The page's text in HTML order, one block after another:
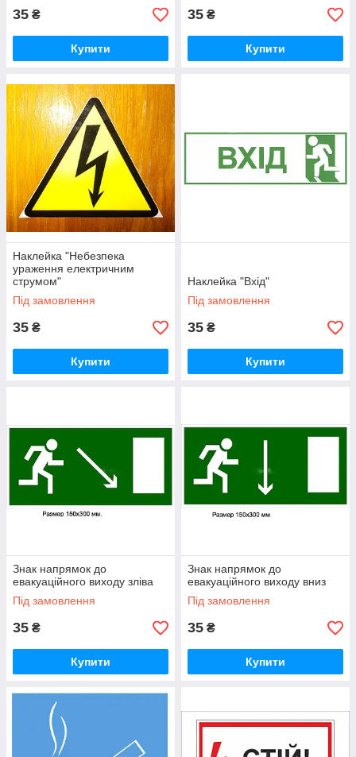
35 ₴
Купити
35 ₴
Купити
Наклейка "Небезпека
ураження електричним
струмом"
Під замовлення
35 ₴
Купити
Наклейка "Вхід"
Під замовлення
35 ₴
Купити
Знак напрямок до
евакуаційного виходу зліва
Під замовлення
35 ₴
Купити
Знак напрямок до
евакуаційного виходу вниз
Під замовлення
35 ₴
Купити